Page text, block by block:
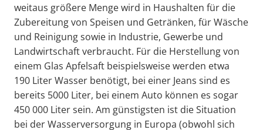
weitaus größere Menge wird in Haushalten für die
Zubereitung von Speisen und Getränken, für Wäsche
und Reinigung sowie in Industrie, Gewerbe und
Landwirtschaft verbraucht. Für die Herstellung von
einem Glas Apfelsaft beispielsweise werden etwa
190 Liter Wasser benötigt, bei einer Jeans sind es
bereits 5000 Liter, bei einem Auto können es sogar
450 000 Liter sein. Am günstigsten ist die Situation
bei der Wasserversorgung in Europa (obwohl sich